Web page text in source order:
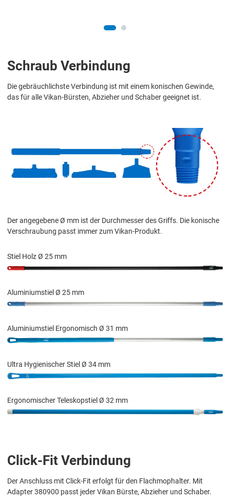
Schraub Verbindung
Die gebräuchlichste Verbindung ist mit einem konischen Gewinde,
das für alle Vikan-Bürsten, Abzieher und Schaber geeignet ist.
Der angegebene Ø mm ist der Durchmesser des Griffs. Die konische
Verschraubung passt immer zum Vikan-Produkt.
Stiel Holz Ø 25 mm
Aluminiumstiel Ø 25 mm
Aluminiumstiel Ergonomisch Ø 31 mm
Ultra Hygienischer Stiel Ø 34 mm
Ergonomischer Teleskopstiel Ø 32 mm
Click-Fit Verbindung
Der Anschluss mit Click-Fit erfolgt für den Flachmophalter. Mit
Adapter 380900 passt jeder Vikan Bürste, Abzieher und Schaber.